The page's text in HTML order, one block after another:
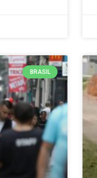
BRASIL